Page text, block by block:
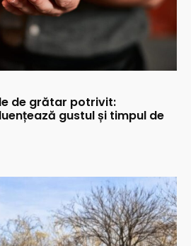
de grătar potrivit:
gustul și timpul de